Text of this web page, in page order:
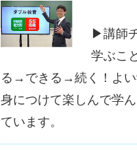
▶講師
学ぶこ
る→できる→続く！よい
身につけて楽しんで学
ています。